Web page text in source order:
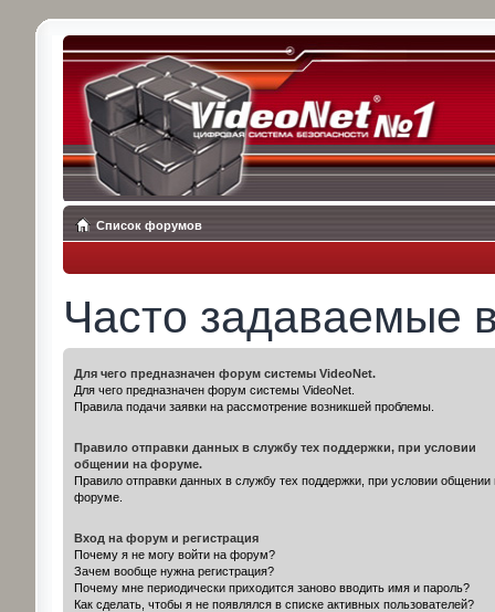
Список форумов
Часто задаваемые
Для чего предназначен форум системы VideoNet.
Для чего предназначен форум системы VideoNet.
Правила подачи заявки на рассмотрение возникшей проблемы.
Правило отправки данных в службу тех поддержки, при условии
общении на форуме.
Правило отправки данных в службу тех поддержки, при условии общении
форуме.
Вход на форум и регистрация
Почему я не могу войти на форум?
Зачем вообще нужна регистрация?
Почему мне периодически приходится заново вводить имя и пароль?
Как сделать, чтобы я не появлялся в списке активных пользователей?